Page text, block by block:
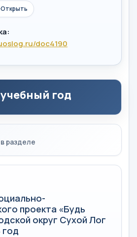
Открыть
doc4190
год
разделе
проекта «Будь
округ Сухой Лог
год